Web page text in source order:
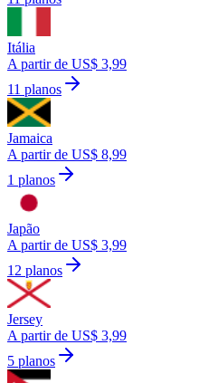
Itália
A partir de US$ 3,99
11 planos
Jamaica
A partir de US$ 8,99
1 planos
Japão
A partir de US$ 3,99
12 planos
Jersey
A partir de US$ 3,99
5 planos